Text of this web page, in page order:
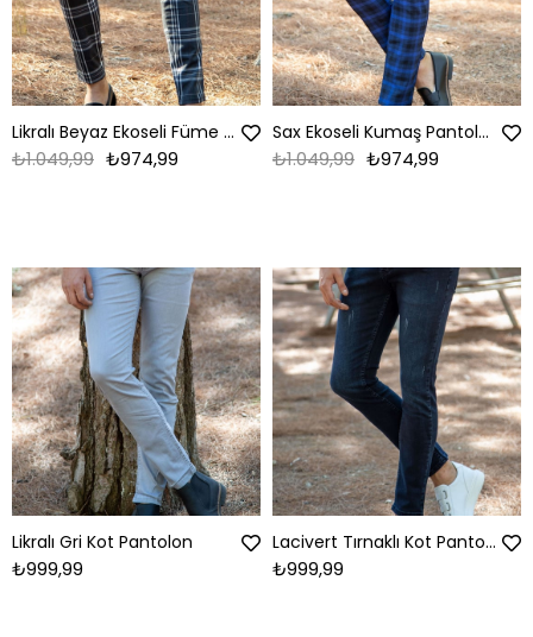
Likralı Beyaz Ekoseli Füme Pantolon
₺974,99
₺1.049,99
Sax Ekoseli Kumaş Pantolon
₺974,99
₺1.049,99
Likralı Gri Kot Pantolon
₺999,99
Lacivert Tırnaklı Kot Pantolon
₺999,99